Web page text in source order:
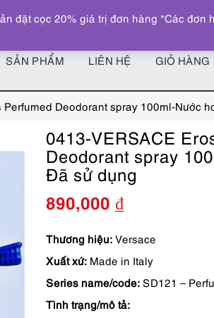
z
SẢN PHẨM LIÊN HỆ GIỎ HÀNG
Deodorant spray 100ml-Nước
0413-VERSACE
Deodorant spray
Đã sử dụng
890,000 ₫
Thương hiệu: Versace
Xuất xứ: Made in Italy
Series name/code: SD121 –
Tình trạng/mô tả:
đặt cọc 20% giá trị đơn hàng *Các đơn